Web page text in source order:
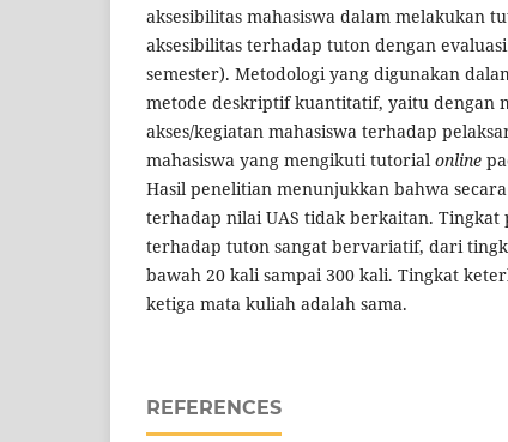
aksesibilitas mahasiswa dalam melakukan
aksesibilitas terhadap tuton dengan
semester). Metodologi yang digunakan
metode deskriptif kuantitatif, yaitu dengan
akses/kegiatan mahasiswa terhadap
mahasiswa yang mengikuti tutorial online
Hasil penelitian menunjukkan bahwa
terhadap nilai UAS tidak berkaitan. Tingkat
terhadap tuton sangat bervariatif, dari
bawah 20 kali sampai 300 kali. Tingkat
ketiga mata kuliah adalah sama.
REFERENCES